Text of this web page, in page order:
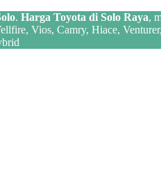
. Harga Toyota di Solo Raya,
Vios, Camry, Hiace,